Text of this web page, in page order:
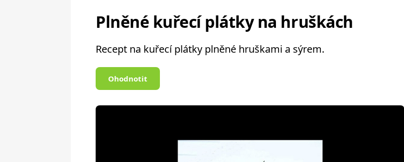
Plněné kuřecí plátky na hruškách
Recept na kuřecí plátky plněné hruškami a sýrem.
Ohodnotit